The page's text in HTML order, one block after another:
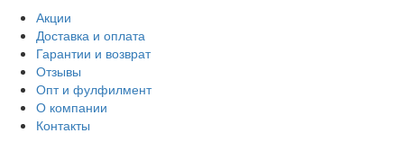
Акции
Доставка и оплата
Гарантии и возврат
Отзывы
Опт и фулфилмент
О компании
Контакты